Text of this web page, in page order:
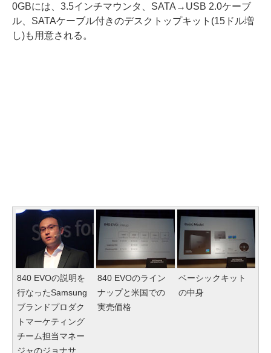
0GBには、3.5インチマウンタ、SATA→USB 2.0ケーブ
ル、SATAケーブル付きのデスクトップキット(15ドル増
し)も用意される。
840 EVOの説明を
行なったSamsung
ブランドプロダク
トマーケティング
チーム担当マネー
ジャのジョナサ
840 EVOのライン
ナップと米国での
実売価格
ベーシックキット
の中身